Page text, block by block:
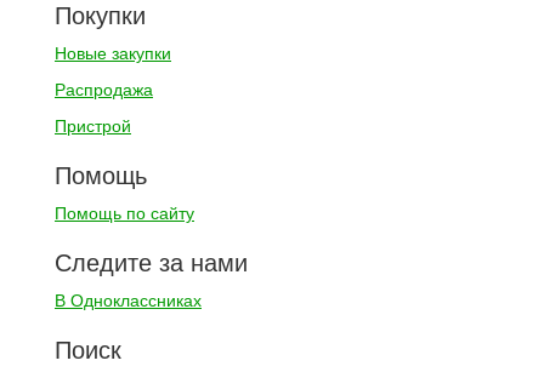
Покупки
Новые закупки
Распродажа
Пристрой
Помощь
Помощь по сайту
Следите за нами
В Одноклассниках
Поиск